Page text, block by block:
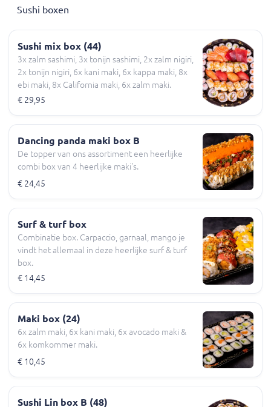
Sushi boxen
Sushi mix box (44)
3x zalm sashimi, 3x tonijn sashimi, 2x zalm nigiri,
2x tonijn nigiri, 6x kani maki, 6x kappa maki, 8x
ebi maki, 8x California maki, 6x zalm maki.
€ 29,95
Dancing panda maki box B
De topper van ons assortiment een heerlijke
combi box van 4 heerlijke maki's.
€ 24,45
Surf & turf box
Combinatie box. Carpaccio, garnaal, mango je
vindt het allemaal in deze heerlijke surf & turf
box.
€ 14,45
Maki box (24)
6x zalm maki, 6x kani maki, 6x avocado maki &
6x komkommer maki.
€ 10,45
Sushi Lin box B (48)